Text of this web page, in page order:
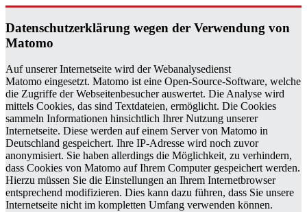
Da­ten­schutz­er­klä­rung wegen der Ver­wen­dung von
Ma­to­mo
Auf unserer Internetseite wird der Webanalysedienst
Matomo eingesetzt. Matomo ist eine Open-Source-Software, welche
die Zugriffe der Webseitenbesucher auswertet. Die Analyse wird
mittels Cookies, das sind Textdateien, ermöglicht. Die Cookies
sammeln Informationen hinsichtlich Ihrer Nutzung unserer
Internetseite. Diese werden auf einem Server von Matomo in
Deutschland gespeichert. Ihre IP-Adresse wird noch zuvor
anonymisiert. Sie haben allerdings die Möglichkeit, zu verhindern,
dass Cookies von Matomo auf Ihrem Computer gespeichert werden.
Hierzu müssen Sie die Einstellungen an Ihrem Internetbrowser
entsprechend modifizieren. Dies kann dazu führen, dass Sie unsere
Internetseite nicht im kompletten Umfang verwenden können.